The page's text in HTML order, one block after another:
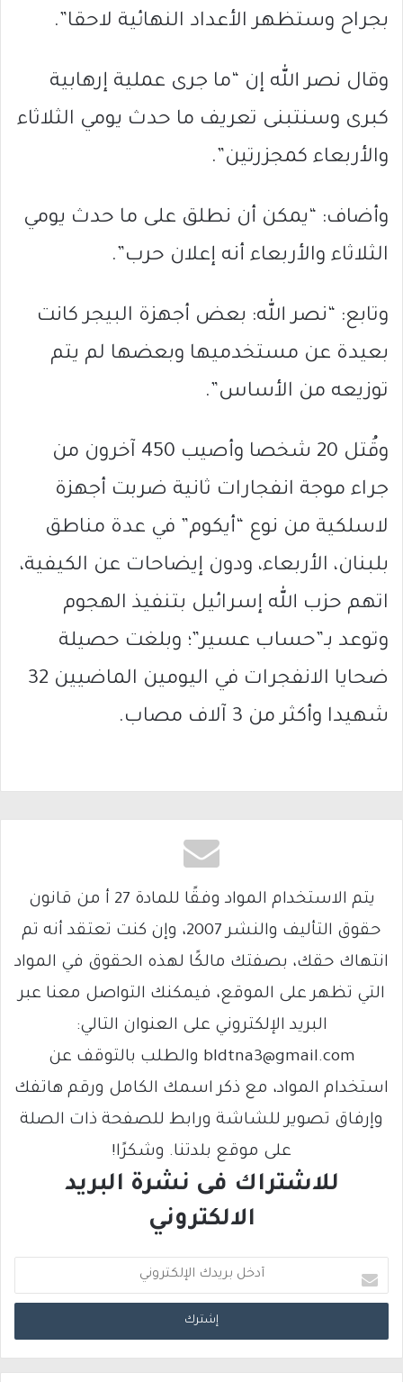
بجراح وستظهر الأعداد النهائية لاحقا”.
وقال نصر الله إن “ما جرى عملية إرهابية
كبرى وسنتبنى تعريف ما حدث يومي الثلاثاء
والأربعاء كمجزرتين”.
وأضاف: “يمكن أن نطلق على ما حدث يومي
الثلاثاء والأربعاء أنه إعلان حرب”.
وتابع: “نصر الله: بعض أجهزة البيجر كانت
بعيدة عن مستخدميها وبعضها لم يتم
توزيعه من الأساس”.
وقُتل 20 شخصا وأصيب 450 آخرون من
جراء موجة انفجارات ثانية ضربت أجهزة
لاسلكية من نوع “أيكوم” في عدة مناطق
بلبنان، الأربعاء، ودون إيضاحات عن الكيفية،
اتهم حزب الله إسرائيل بتنفيذ الهجوم
وتوعد بـ”حساب ‏عسير”؛ وبلغت حصيلة
ضحايا الانفجرات في اليومين الماضيين 32
شهيدا وأكثر من 3 آلاف مصاب.
يتم الاستخدام المواد وفقًا للمادة 27 أ من قانون
حقوق التأليف والنشر 2007، وإن كنت تعتقد أنه تم
انتهاك حقك، بصفتك مالكًا لهذه الحقوق في المواد
التي تظهر على الموقع، فيمكنك التواصل معنا عبر
البريد الإلكتروني على العنوان التالي:
bldtna3@gmail.com والطلب بالتوقف عن
استخدام المواد، مع ذكر اسمك الكامل ورقم هاتفك
وإرفاق تصوير للشاشة ورابط للصفحة ذات الصلة
على موقع بلدتنا. وشكرًا!
للاشتراك فى نشرة البريد
الالكتروني
د
خ